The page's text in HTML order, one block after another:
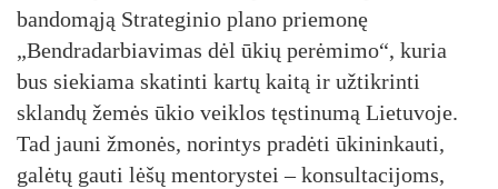
bandomąją Strateginio plano priemonę
„Bendradarbiavimas dėl ūkių perėmimo“, kuria
bus siekiama skatinti kartų kaitą ir užtikrinti
sklandų žemės ūkio veiklos tęstinumą Lietuvoje.
Tad jauni žmonės, norintys pradėti ūkininkauti,
galėtų gauti lėšų mentorystei – konsultacijoms,